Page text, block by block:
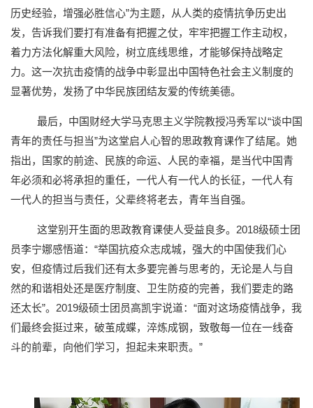
历史经验，增强必胜信心”为主题，从人类的疫情抗争历史出
发，告诉我们要打有准备有把握之仗，牢牢把握工作主动权，
着力方法化解重大风险，树立底线思维，才能够保持战略定
力。这一次抗击疫情的战争中彰显出中国特色社会主义制度的
显著优势，发扬了中华民族团结友爱的传统美德。
最后，中国财经大学马克思主义学院教授冯秀军以“谈中国
青年的责任与担当”为这堂启人心智的思政教育课作了结尾。她
指出，国家的前途、民族的命运、人民的幸福，是当代中国青
年必须和必将承担的重任，一代人有一代人的长征，一代人有
一代人的担当与责任，父辈终将老去，青年当自强。
这堂别开生面的思政教育课使人受益良多。2018级硕士团
员李宁娜感悟道：“举国抗疫众志成城，强大的中国使我们心
安，但疫情过后我们还有太多要完善与思考的，无论是人与自
然的和谐相处还是医疗制度、卫生防疫的完善，我们要走的路
还太长”。2019级硕士团员高凯宇说道：“面对这场疫情战争，我
们最终会挺过来，破茧成蝶，淬炼成钢，致敬每一位在一线奋
斗的前辈，向他们学习，担起未来职责。”